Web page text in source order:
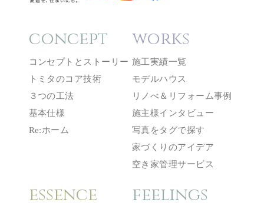
concept
コンセプトとストーリー
トミタのコア技術
３つの工法
基本仕様
Re:ホーム
works
施工実績一覧
モデルハウス
リノべ＆リフォーム事例
施主様インタビュー
写真をタグで探す
家づくりのアイデア
空き家管理サービス
essence feelings